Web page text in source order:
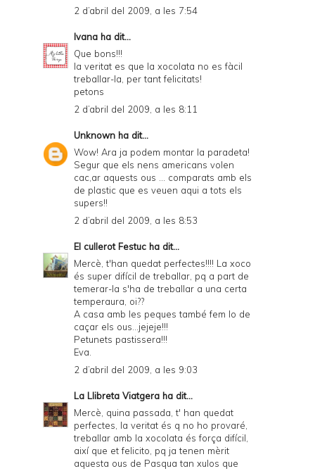
2 d’abril del 2009, a les 7:54
Ivana ha dit...
Que bons!!!
la veritat es que la xocolata no es fàcil
treballar-la, per tant felicitats!
petons
2 d’abril del 2009, a les 8:11
Unknown ha dit...
Wow! Ara ja podem montar la paradeta!
Segur que els nens americans volen
cac,ar aquests ous ... comparats amb els
de plastic que es veuen aqui a tots els
supers!!
2 d’abril del 2009, a les 8:53
El cullerot Festuc ha dit...
Mercè, t'han quedat perfectes!!!! La xoco
és super difícil de treballar, pq a part de
temerar-la s'ha de treballar a una certa
temperaura, oi??
A casa amb les peques també fem lo de
caçar els ous...jejeje!!!
Petunets pastissera!!!
Eva.
2 d’abril del 2009, a les 9:03
La Llibreta Viatgera ha dit...
Mercè, quina passada, t' han quedat
perfectes, la veritat és q no ho provaré,
treballar amb la xocolata és força difícil,
així que et felicito, pq ja tenen mèrit
aquesta ous de Pasqua tan xulos que